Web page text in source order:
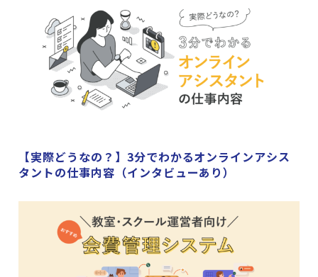
【実際どうなの？】3分でわかるオンラインアシス
タントの仕事内容（インタビューあり）